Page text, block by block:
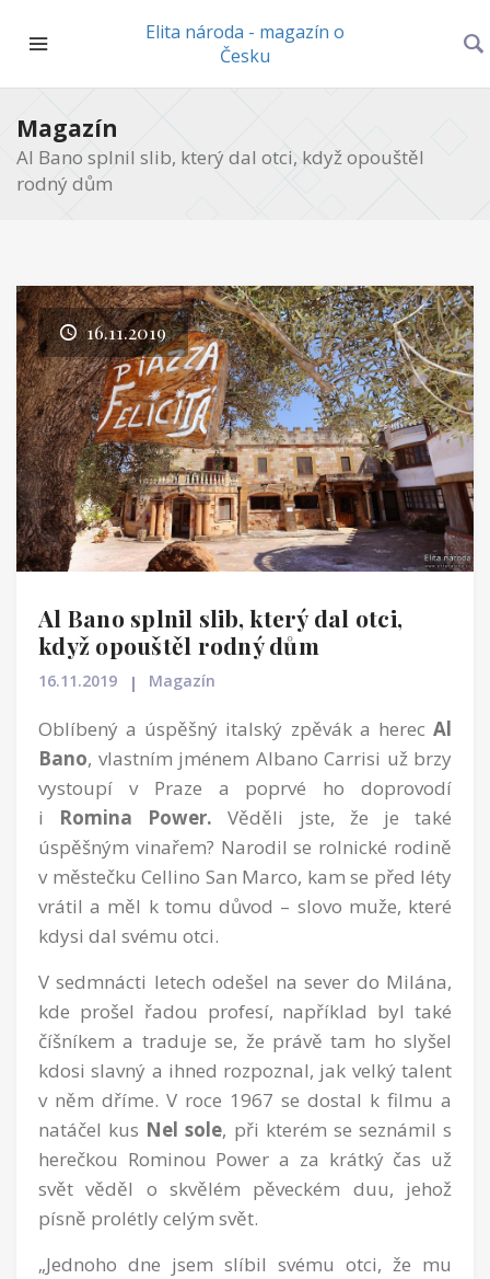
Elita národa - magazín o
Česku
Magazín
Al Bano splnil slib, který dal otci, když opouštěl
rodný dům
16.11.2019
Al Bano splnil slib, který dal otci,
když opouštěl rodný dům
16.11.2019 Magazín
Oblíbený a úspěšný italský zpěvák a herec Al
Bano, vlastním jménem Albano Carrisi už brzy
vystoupí v Praze a poprvé ho doprovodí
i
Romina Power.
Věděli jste, že je také
úspěšným vinařem? Narodil se rolnické rodině
v městečku Cellino San Marco, kam se před léty
vrátil a měl k tomu důvod – slovo muže, které
kdysi dal svému otci.
V sedmnácti letech odešel na sever do Milána,
kde prošel řadou profesí, například byl také
číšníkem a traduje se, že právě tam ho slyšel
kdosi slavný a ihned rozpoznal, jak velký talent
v něm dříme. V roce 1967 se dostal k filmu a
natáčel kus Nel sole, při kterém se seznámil s
herečkou Rominou Power a za krátký čas už
svět věděl o skvělém pěveckém duu, jehož
písně prolétly celým svět.
„Jednoho dne jsem slíbil svému otci, že mu